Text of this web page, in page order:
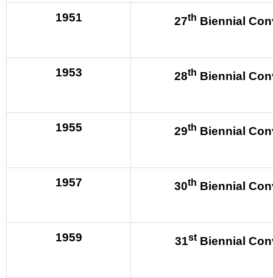
1951 27th Biennial
1953 28th Biennial
1955 29th Biennial
1957 30th Biennial
1959 31stBiennial